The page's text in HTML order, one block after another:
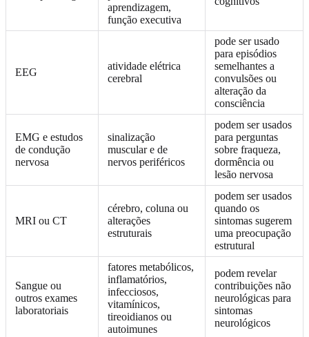
aprendizagem,
função executiva
EEG
atividade elétrica
cerebral
pode ser usado
para episódios
semelhantes a
convulsões ou
alteração da
consciência
EMG e estudos
de condução
nervosa
sinalização
muscular e de
nervos periféricos
podem ser usados
para perguntas
sobre fraqueza,
dormência ou
lesão nervosa
MRI ou CT
cérebro, coluna ou
alterações
estruturais
podem ser usados
quando os
sintomas sugerem
uma preocupação
estrutural
Sangue ou
outros exames
laboratoriais
fatores metabólicos,
inflamatórios,
infecciosos,
vitamínicos,
tireoidianos ou
autoimunes
podem revelar
contribuições não
neurológicas para
sintomas
neurológicos